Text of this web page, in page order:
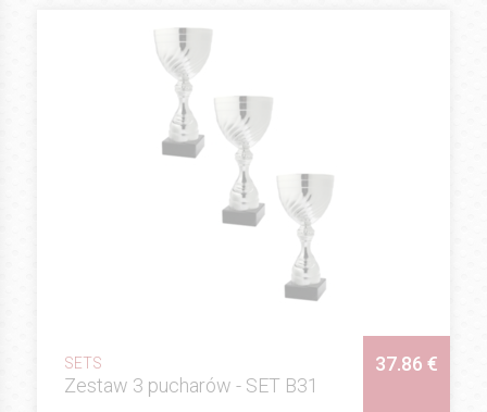
SETS
Zestaw 3 pucharów - SET B31
37.86 €